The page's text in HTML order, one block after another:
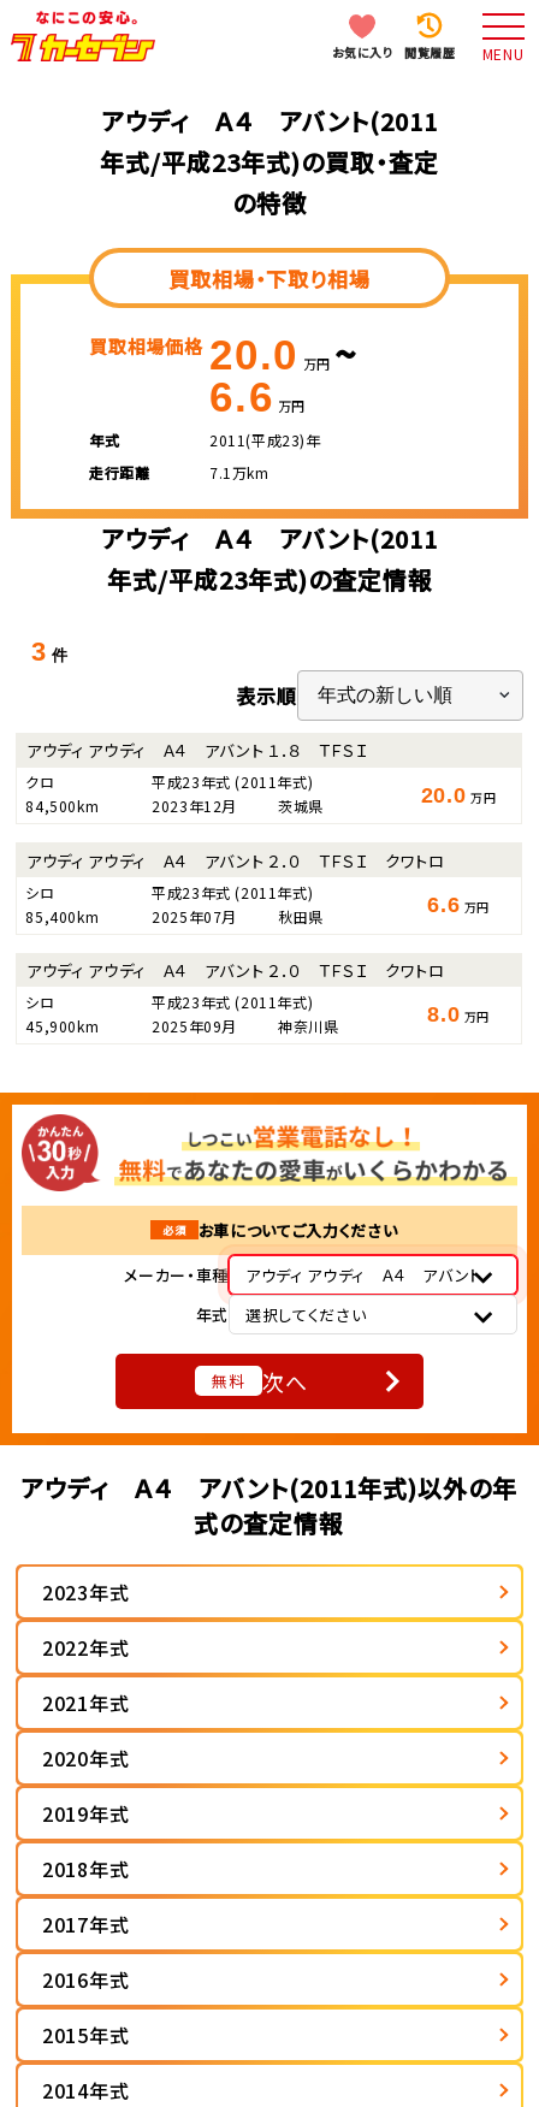
お気に入り 閲覧履歴 MENU
アウディ Ａ４ アバント(2011
年式/平成23年式)の買取・査定
の特徴
買取相場・下取り相場
買取相場価格 20.0 万円 ~
6.6 万円
年式
2011(平成23)年
走行距離
7.1万km
アウディ Ａ４ アバント(2011
年式/平成23年式)の査定情報
3 件
表示順
アウディ アウディ Ａ４ アバント １．８ ＴＦＳＩ
クロ 平成23年式(2011年式)
84,500km
2023年12月 茨城県 20.0 万円
アウディ アウディ Ａ４ アバント ２．０ ＴＦＳＩ クワトロ
シロ 平成23年式(2011年式)
85,400km
2025年07月 秋田県 6.6 万円
アウディ アウディ Ａ４ アバント ２．０ ＴＦＳＩ クワトロ
シロ 平成23年式(2011年式)
45,900km
2025年09月 神奈川県 8.0 万円
必須
お車についてご入力ください
メーカー・車種
アウディ アウディ Ａ４ アバント
年式
選択してください
無料 次へ
アウディ Ａ４ アバント(2011年式)以外の年
式の査定情報
2023年式
2022年式
2021年式
2020年式
2019年式
2018年式
2017年式
2016年式
2015年式
2014年式